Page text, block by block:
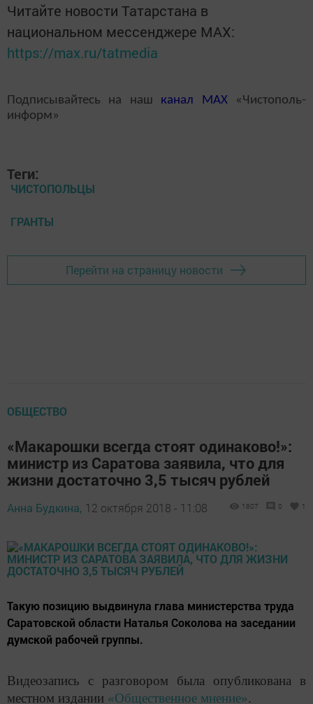
Читайте новости Татарстана в
национальном мессенджере MАХ:
https://max.ru/tatmedia
Подписывайтесь на наш канал MAX«Чистополь-
информ»
Теги:
ЧИСТОПОЛЬЦЫ
ГРАНТЫ
Перейти на страницу новости
ОБЩЕСТВО
«Макарошки всегда стоят одинаково!»:
министр из Саратова заявила, что для
жизни достаточно 3,5 тысяч рублей
Анна Будкина, 12 октября 2018 - 11:08 1807 0 1
Такую позицию выдвинула глава министерства труда
Саратовской области Наталья Соколова на заседании
думской рабочей группы.
Видеозапись с разговором была опубликована в
местном издании «Общественное мнение».